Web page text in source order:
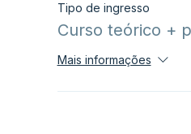
Tipo de ingresso
Curso teórico +
Mais informações